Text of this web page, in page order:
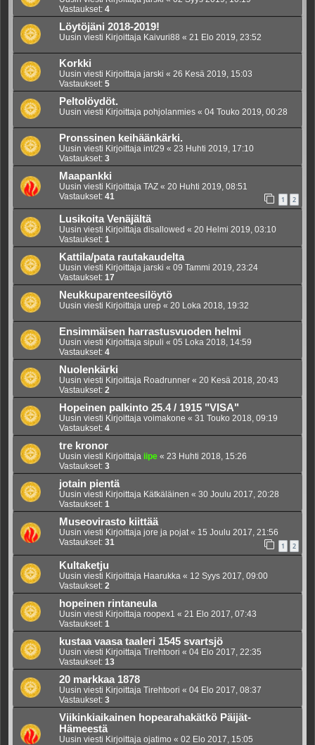
Vastaukset: 4
Löytöjäni 2018-2019!
Uusin viesti Kirjoittaja Kaivuri88 « 21 Elo 2019, 23:52
Korkki
Uusin viesti Kirjoittaja jarski « 26 Kesä 2019, 15:03
Vastaukset: 5
Peltolöydöt.
Uusin viesti Kirjoittaja pohjolanmies « 04 Touko 2019, 00:28
Pronssinen keihäänkärki.
Uusin viesti Kirjoittaja int/29 « 23 Huhti 2019, 17:10
Vastaukset: 3
Maapankki
Uusin viesti Kirjoittaja TAZ « 20 Huhti 2019, 08:51
Vastaukset: 41 1 2
Lusikoita Venäjältä
Uusin viesti Kirjoittaja disallowed « 20 Helmi 2019, 03:10
Vastaukset: 1
Kattila/pata rautakaudelta
Uusin viesti Kirjoittaja jarski « 09 Tammi 2019, 23:24
Vastaukset: 17
Neukkuparenteesilöytö
Uusin viesti Kirjoittaja urep « 20 Loka 2018, 19:32
Ensimmäisen harrastusvuoden helmi
Uusin viesti Kirjoittaja sipuli « 05 Loka 2018, 14:59
Vastaukset: 4
Nuolenkärki
Uusin viesti Kirjoittaja Roadrunner « 20 Kesä 2018, 20:43
Vastaukset: 2
Hopeinen palkinto 25.4 / 1915 "VISA"
Uusin viesti Kirjoittaja voimakone « 31 Touko 2018, 09:19
Vastaukset: 4
tre kronor
Uusin viesti Kirjoittaja iipe « 23 Huhti 2018, 15:26
Vastaukset: 3
jotain pientä
Uusin viesti Kirjoittaja Kätkäläinen « 30 Joulu 2017, 20:28
Vastaukset: 1
Museovirasto kiittää
Uusin viesti Kirjoittaja jore ja pojat« 15 Joulu 2017, 21:56
Vastaukset: 31 1 2
Kultaketju
Uusin viesti Kirjoittaja Haarukka « 12 Syys 2017, 09:00
Vastaukset: 2
hopeinen rintaneula
Uusin viesti Kirjoittaja roopex1 « 21 Elo 2017, 07:43
Vastaukset: 1
kustaa vaasa taaleri 1545 svartsjö
Uusin viesti Kirjoittaja Tirehtoori « 04 Elo 2017, 22:35
Vastaukset: 13
20 markkaa 1878
Uusin viesti Kirjoittaja Tirehtoori « 04 Elo 2017, 08:37
Vastaukset: 3
Viikinkiaikainen hopearahakätkö Päijät-
Hämeestä
Uusin viesti Kirjoittaja ojatimo « 02 Elo 2017, 15:05